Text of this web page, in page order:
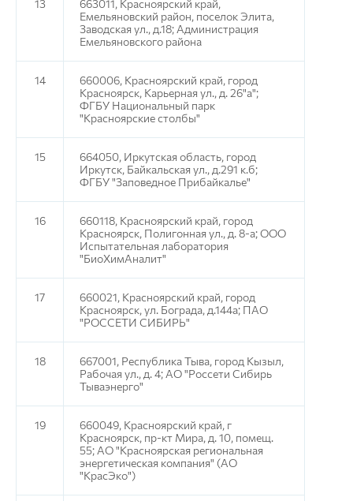
13
663011, Красноярский край,
Емельяновский район, поселок Элита,
Заводская ул., д.18; Администрация
Емельяновского района
14
660006, Красноярский край, город
Красноярск, Карьерная ул., д. 26"а";
ФГБУ Национальный парк
"Красноярские столбы"
15
664050, Иркутская область, город
Иркутск, Байкальская ул., д.291 к.б;
ФГБУ "Заповедное Прибайкалье"
16
660118, Красноярский край, город
Красноярск, Полигонная ул., д. 8-а; ООО
Испытательная лаборатория
"БиоХимАналит"
17
660021, Красноярский край, город
Красноярск, ул. Бограда, д.144а; ПАО
"РОССЕТИ СИБИРЬ"
18
667001, Республика Тыва, город Кызыл,
Рабочая ул., д. 4; АО "Россети Сибирь
Тываэнерго"
19
660049, Красноярский край, г
Красноярск, пр-кт Мира, д. 10, помещ.
55; АО "Красноярская региональная
энергетическая компания" (АО
"КрасЭко")